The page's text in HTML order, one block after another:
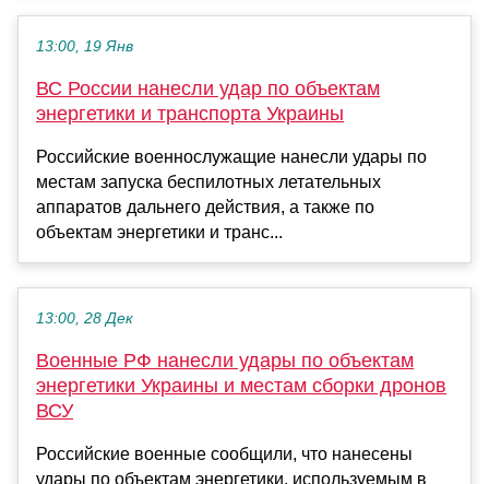
13:00, 19 Янв
ВС России нанесли удар по объектам
энергетики и транспорта Украины
Российские военнослужащие нанесли удары по
местам запуска беспилотных летательных
аппаратов дальнего действия, а также по
объектам энергетики и транс...
13:00, 28 Дек
Военные РФ нанесли удары по объектам
энергетики Украины и местам сборки дронов
ВСУ
Российские военные сообщили, что нанесены
удары по объектам энергетики, используемым в